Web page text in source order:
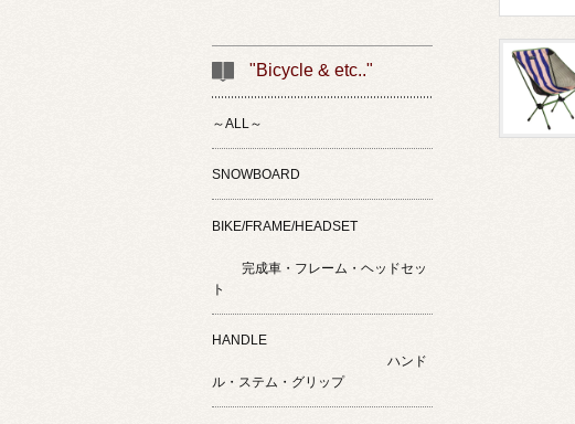
"Bicycle & etc.."
～ALL～
SNOWBOARD
BIKE/FRAME/HEADSET
完成車・フレーム・ヘッドセッ
ト
HANDLE
ハンド
ル・ステム・グリップ